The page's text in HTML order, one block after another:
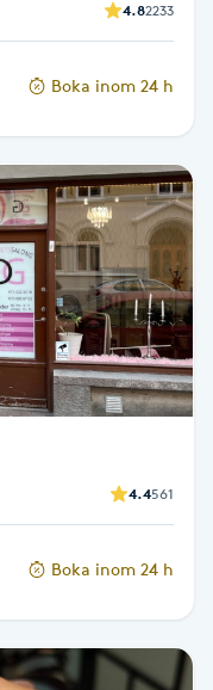
4.82233
Boka inom 24 h
4.4561
Boka inom 24 h